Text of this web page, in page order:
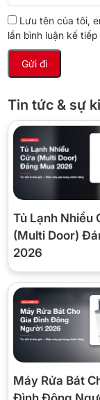
Chất liệu cửa
Kích thước
(R×S×C)
Khối lượng
Xuất xứ
Bảo hành
Điểm nổi
1. Mặt kính
Lưu tên của tôi,
lần bình luận kế
Tin tức & sự
Tủ Lạnh Nhiều
(Multi Door)
2026
Máy Rửa Bát